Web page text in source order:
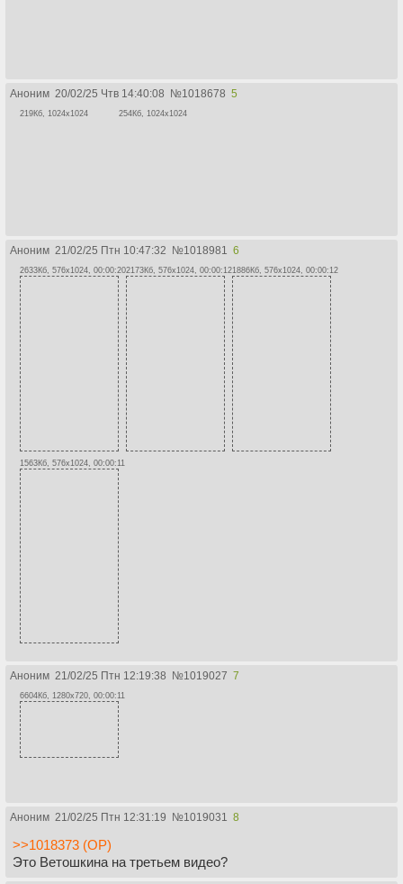
Аноним 20/02/25 Чтв 14:40:08 №1018678 5
219Кб, 1024x1024 254Кб, 1024x1024
Аноним 21/02/25 Птн 10:47:32 №1018981 6
2633Кб, 576x1024, 00:00:202173Кб, 576x1024, 00:00:121886Кб, 576x1024, 00:00:12
1563Кб, 576x1024, 00:00:11
Аноним 21/02/25 Птн 12:19:38 №1019027 7
6604Кб, 1280x720, 00:00:11
Аноним 21/02/25 Птн 12:31:19 №1019031 8
>>1018373 (OP)
Это Ветошкина на третьем видео?